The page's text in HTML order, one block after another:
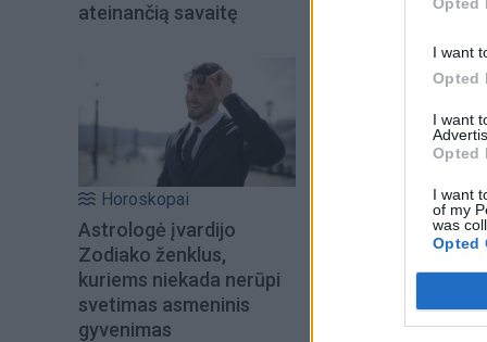
I want
Opted
I want
Opted
I want
of my
was
Opted
ateinančią savaitę
Horoskopai
Astrologė įvardijo
Zodiako ženklus,
kuriems niekada nerūpi
svetimas asmeninis
gyvenimas
Šiuo metu